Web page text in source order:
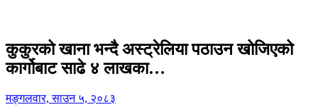
कुकुरको खाना भन्दै अस्ट्रेलिया पठाउन खोजिएको
कार्गोबाट साढे ४ लाखका…
मङ्गलवार, साउन ५, २०८३